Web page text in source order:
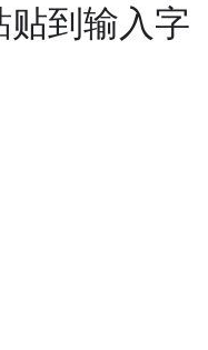
贴到输入字